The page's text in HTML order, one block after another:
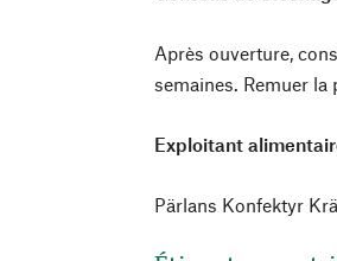
Après ouverture,
semaines. Remuer la
Exploitant
Pärlans Konfektyr